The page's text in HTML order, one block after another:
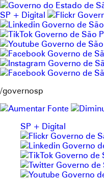
Pular
para
o
conteúdo
SP + Digital
/governosp
SP + Digital